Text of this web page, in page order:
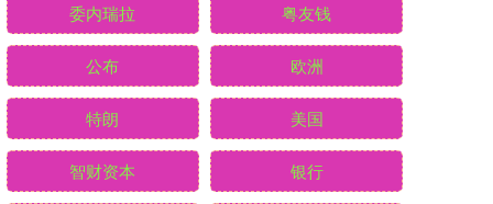
委内瑞拉 粤友钱
公布 欧洲
特朗 美国
智财资本 银行